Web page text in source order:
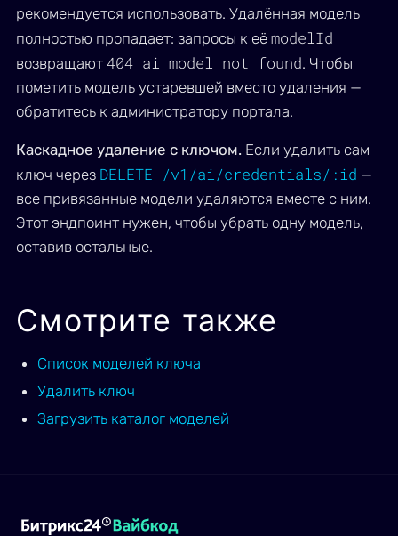
рекомендуется использовать. Удалённая модель
полностью пропадает: запросы к её modelId
возвращают404 ai_model_not_found. Чтобы
пометить модель устаревшей вместо удаления —
обратитесь к администратору портала.
Каскадное удаление с ключом. Если удалить сам
ключ через DELETE /v1/ai/credentials/:id —
все привязанные модели удаляются вместе с ним.
Этот эндпоинт нужен, чтобы убрать одну модель,
оставив остальные.
Смотрите также
Список моделей ключа
Удалить ключ
Загрузить каталог моделей